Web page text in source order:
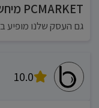
PCMARKET מיחשוב אישי
גם העסק שלנו מופיע בBoostoday, ואנחנו פתוחים :)
10.0